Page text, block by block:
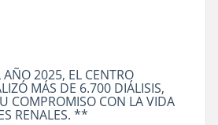
2025, EL CENTRO
MÁS DE 6.700 DIÁLISIS,
COMPROMISO CON LA VIDA
RENALES. **